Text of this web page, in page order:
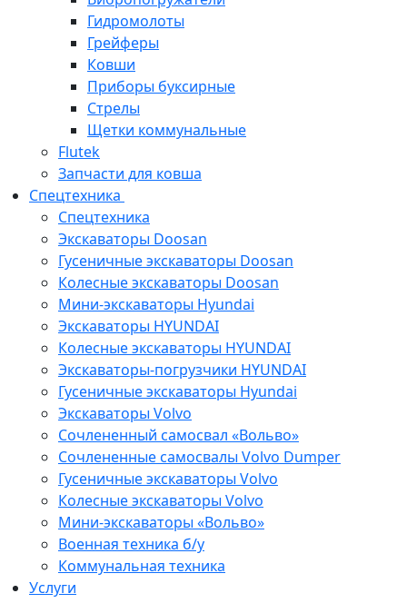
Гидромолоты
Грейферы
Ковши
Приборы буксирные
Стрелы
Щетки коммунальные
Flutek
Запчасти для ковша
Спецтехника
Спецтехника
Экскаваторы Doosan
Гусеничные экскаваторы Doosan
Колесные экскаваторы Doosan
Мини-экскаваторы Hyundai
Экскаваторы HYUNDAI
Колесные экскаваторы HYUNDAI
Экскаваторы-погрузчики HYUNDAI
Гусеничные экскаваторы Hyundai
Экскаваторы Volvo
Сочлененный самосвал «Вольво»
Сочлененные самосвалы Volvo Dumper
Гусеничные экскаваторы Volvo
Колесные экскаваторы Volvo
Мини-экскаваторы «Вольво»
Военная техника б/у
Коммунальная техника
Услуги